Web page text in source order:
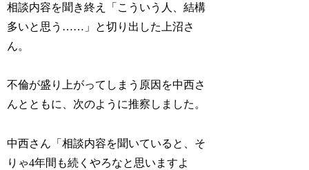
相談内容を聞き終え「こういう人、結構
多いと思う……」と切り出した上沼さ
ん。
不倫が盛り上がってしまう原因を中西さ
んとともに、次のように推察しました。
中西さん「相談内容を聞いていると、そ
りゃ4年間も続くやろなと思いますよ